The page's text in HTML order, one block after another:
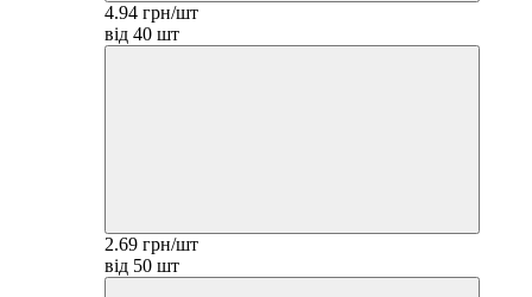
4.94 грн/шт
від 40 шт
2.69 грн/шт
від 50 шт